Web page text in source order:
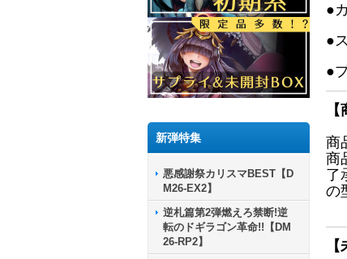
新弾特集
悪感謝祭カリスマBEST【D
M26-EX2】
逆札篇第2弾燃えろ禁断!逆
転のドギラゴン革命!!【DM
26-RP2】
●
●
●
商
商
了
の